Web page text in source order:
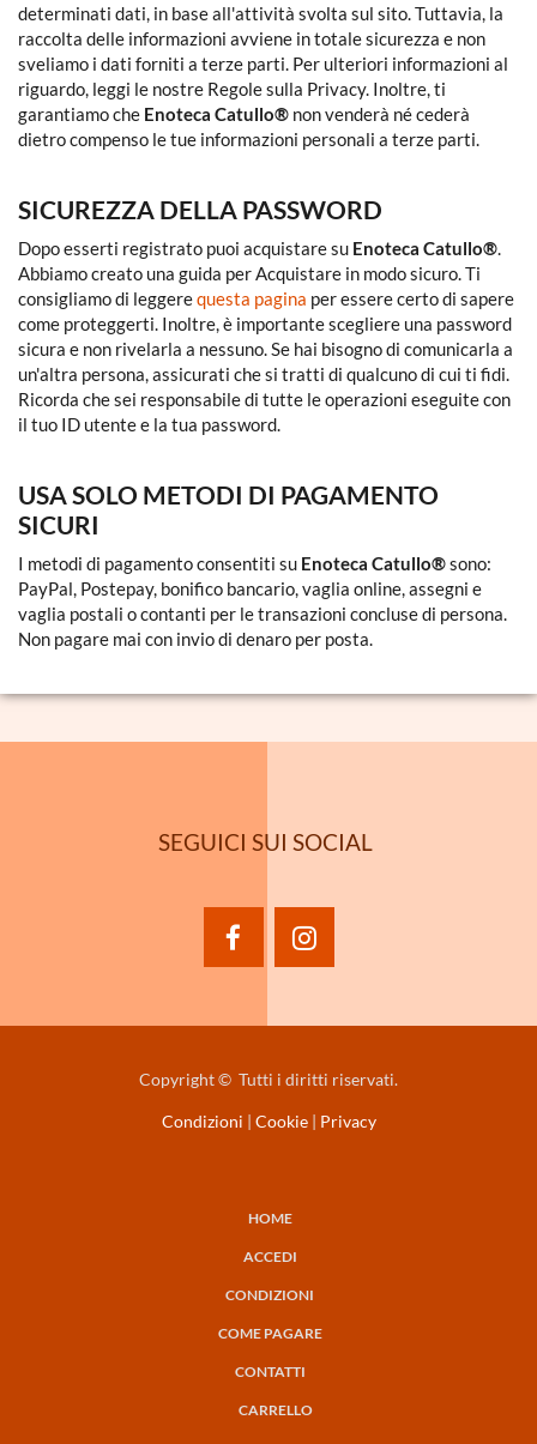
determinati dati, in base all'attività svolta sul sito. Tuttavia, la
raccolta delle informazioni avviene in totale sicurezza e non
sveliamo i dati forniti a terze parti. Per ulteriori informazioni al
riguardo, leggi le nostre Regole sulla Privacy. Inoltre, ti
garantiamo che Enoteca Catullo® non venderà né cederà
dietro compenso le tue informazioni personali a terze parti.
SICUREZZA DELLA PASSWORD
Dopo esserti registrato puoi acquistare su Enoteca Catullo®.
Abbiamo creato una guida per Acquistare in modo sicuro. Ti
consigliamo di leggerequesta pagina per essere certo di sapere
come proteggerti. Inoltre, è importante scegliere una password
sicura e non rivelarla a nessuno. Se hai bisogno di comunicarla a
un'altra persona, assicurati che si tratti di qualcuno di cui ti fidi.
Ricorda che sei responsabile di tutte le operazioni eseguite con
il tuo ID utente e la tua password.
USA SOLO METODI DI PAGAMENTO
SICURI
I metodi di pagamento consentiti su Enoteca Catullo®sono:
PayPal, Postepay, bonifico bancario, vaglia online, assegni e
vaglia postali o contanti per le transazioni concluse di persona.
Non pagare mai con invio di denaro per posta.
SEGUICI SUI SOCIAL
facebookinstagram
Copyright © Tutti i diritti riservati.
Condizioni | Cookie| Privacy
NAVIGAZIONE
HOME
ACCEDI
CONDIZIONI
COME PAGARE
CONTATTI
CARRELLO